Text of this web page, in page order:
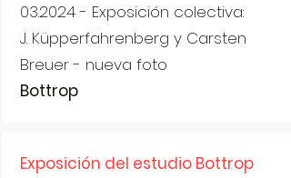
03.2024 - Exposición colectiva:
J. Küpperfahrenberg y Carsten
Breuer - nueva foto
Bottrop
Exposición del estudio Bottrop